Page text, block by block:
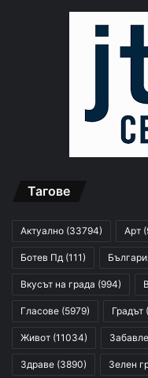
Тагове
Актуално (33794) Арт
Ботев Пд (111)
Вкусът на града (994)
Гласове (5979) Градът
Живот (11034)
Здраве (3890) Зелен